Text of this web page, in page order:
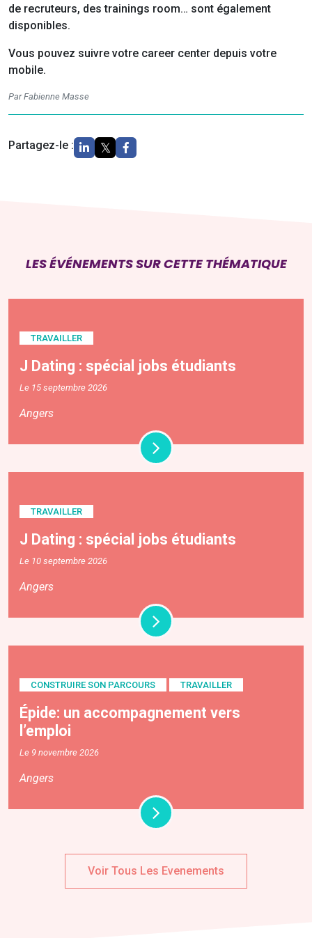
de recruteurs, des trainings room… sont également
disponibles.
Vous pouvez suivre votre career center depuis votre
mobile.
Par Fabienne Masse
Partagez-le :
LES ÉVÉNEMENTS SUR CETTE THÉMATIQUE
TRAVAILLER
J Dating : spécial jobs étudiants
Le 15 septembre 2026
Angers
TRAVAILLER
J Dating : spécial jobs étudiants
Le 10 septembre 2026
Angers
CONSTRUIRE SON PARCOURS TRAVAILLER
Épide: un accompagnement vers
l’emploi
Le 9 novembre 2026
Angers
Voir Tous Les Evenements